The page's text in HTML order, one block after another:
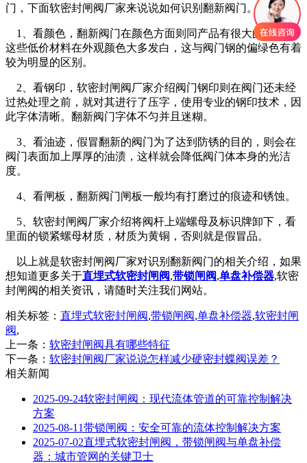
门，下面软密封闸阀厂家来说说如何识别翻新阀门。
1、看颜色，翻新阀门在颜色方面则同产品有很大的差别，
这些低价材料在外观颜色大多发白，这与阀门钢的偏绿色有着
较为明显的区别。
2、看钢印，软密封闸阀厂家介绍阀门钢印则在阀门还未经
过热处理之前，就对其进行了压字，使用专业的钢印技术，因
此字体清晰。翻新阀门字体不匀并且迷糊。
3、看油迹，假冒翻新的阀门为了达到防锈的目的，则会在
阀门表面加上厚厚的油渍，这样就会降低阀门体本身的光洁
度。
4、看闸板，翻新阀门闸板一般均有打磨过的痕迹和锈蚀。
5、软密封闸阀厂家介绍将阀杆上端螺母及标识牌卸下，看
里面的锁紧螺母材质，材质为黄铜，否则就是假冒品。
以上就是软密封闸阀厂家对识别翻新阀门的相关介绍，如果
想知道更多关于直埋式软密封闸阀,带锁闸阀,单盘补偿器,软密
封闸阀的相关资讯，请随时关注我们网站。
相关标签： 直埋式软密封闸阀,带锁闸阀,单盘补偿器,软密封闸
阀,
上一条： 软密封闸阀具有哪些特征
下一条： 软密封闸阀厂家说说怎样减少硬密封蝶阀误差？
相关新闻
2025-09-24软密封闸阀：现代流体管道的可靠控制解决
方案
2025-08-11带锁闸阀：安全可靠的流体控制解决方案
2025-07-02直埋式软密封闸阀，带锁闸阀与单盘补偿
器：城市管网的关键卫士